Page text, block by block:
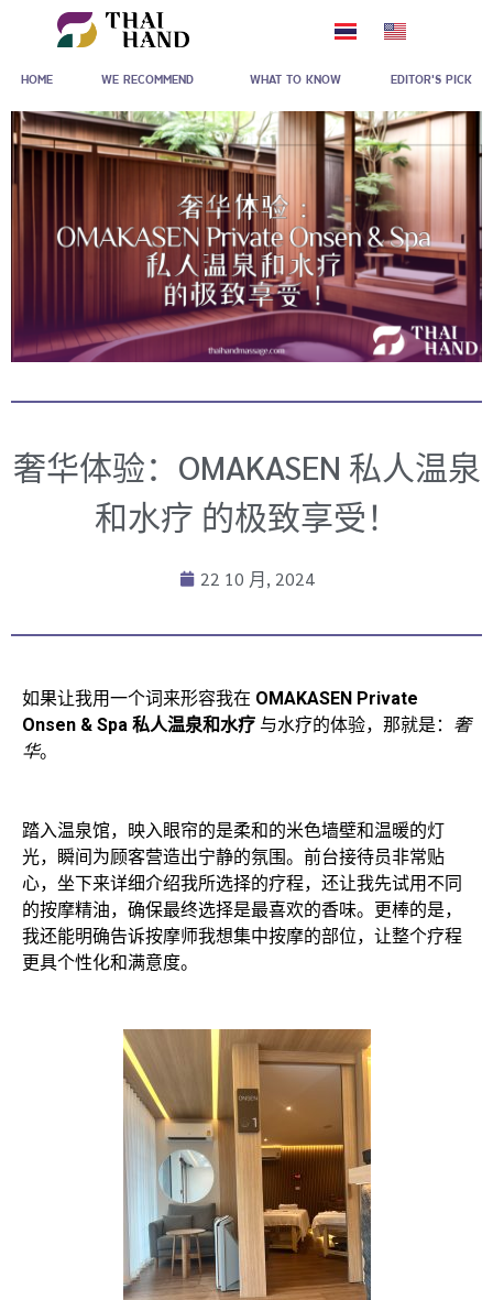
容
HOME WE RECOMMEND WHAT TO KNOW EDITOR'S PICK
奢华体验：OMAKASEN 私人温泉
和水疗 的极致享受！
22 10 月, 2024
如果让我用一个词来形容我在 OMAKASEN Private
Onsen & Spa 私人温泉和水疗 与水疗的体验，那就是： 奢
华。
踏入温泉馆，映入眼帘的是柔和的米色墙壁和温暖的灯
光，瞬间为顾客营造出宁静的氛围。前台接待员非常贴
心，坐下来详细介绍我所选择的疗程，还让我先试用不同
的按摩精油，确保最终选择是最喜欢的香味。更棒的是，
我还能明确告诉按摩师我想集中按摩的部位，让整个疗程
更具个性化和满意度。